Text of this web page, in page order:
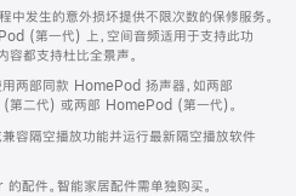
发生的意外损坏提供不限次数的保修服务。
(第一代) 上，空间音频适用于支持此功
都支持杜比全景声。
两部同款 HomePod 扬声器，如两部
二代) 或两部 HomePod (第一代)。
容隔空播放功能并运行最新隔空播放软件
件。智能家居配件需单独购买。